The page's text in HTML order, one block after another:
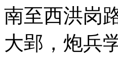
南至西洪岗
大郢，炮兵